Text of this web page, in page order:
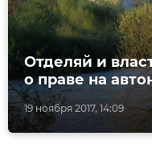
19 ноября 2017, 14:09
Отделяй и
о праве на